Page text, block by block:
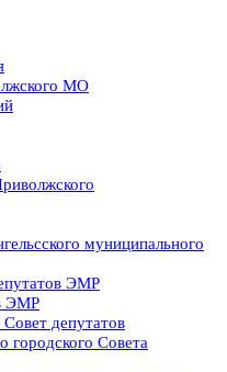
МО
муниципального
ЭМР
ЭМР
Совет депутатов
городского Совета